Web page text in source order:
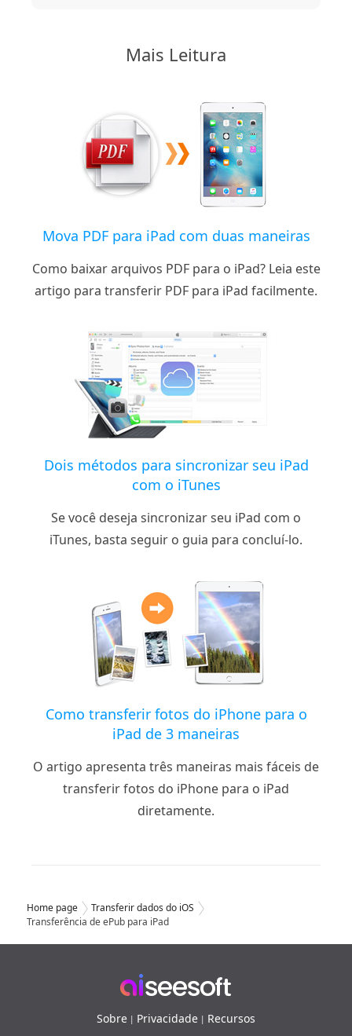
Mais Leitura
Mova PDF para iPad com duas maneiras
Como baixar arquivos PDF para o iPad? Leia este
artigo para transferir PDF para iPad facilmente.
Dois métodos para sincronizar seu iPad
com o iTunes
Se você deseja sincronizar seu iPad com o
iTunes, basta seguir o guia para concluí-lo.
Como transferir fotos do iPhone para o
iPad de 3 maneiras
O artigo apresenta três maneiras mais fáceis de
transferir fotos do iPhone para o iPad
diretamente.
Home page
Transferir dados do iOS
Transferência de ePub para iPad
Sobre | Privacidade | Recursos